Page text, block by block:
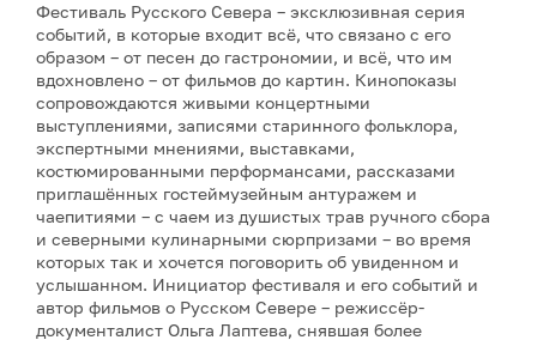
Фестиваль Русского Севера – эксклюзивная серия
событий, в которые входит всё, что связано с его
образом – от песен до гастрономии, и всё, что им
вдохновлено – от фильмов до картин. Кинопоказы
сопровождаются живыми концертными
выступлениями, записями старинного фольклора,
экспертными мнениями, выставками,
костюмированными перформансами, рассказами
приглашённых гостеймузейным антуражем и
чаепитиями – с чаем из душистых трав ручного сбора
и северными кулинарными сюрпризами – во время
которых так и хочется поговорить об увиденном и
услышанном. Инициатор фестиваля и его событий и
автор фильмов о Русском Севере – режиссёр-
документалист Ольга Лаптева, снявшая более